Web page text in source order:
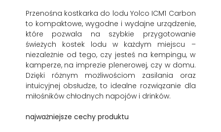
Przenośna kostkarka do lodu Yolco ICM1 Carbon
to kompaktowe, wygodne i wydajne urządzenie,
które pozwala na szybkie przygotowanie
świeżych kostek lodu w każdym miejscu –
niezależnie od tego, czy jesteś na kempingu, w
kamperze, na imprezie plenerowej, czy w domu.
Dzięki różnym możliwościom zasilania oraz
intuicyjnej obsłudze, to idealne rozwiązanie dla
miłośników chłodnych napojów i drinków.
najważniejsze cechy produktu